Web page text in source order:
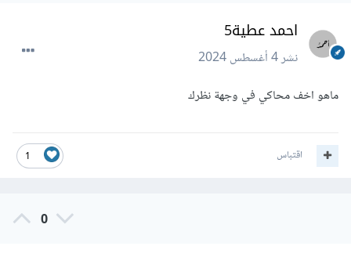
احمد عطية5
نشر4 أغسطس 2024
ماهو اخف محاكي في وجهة نظرك
1 اقتباس
0